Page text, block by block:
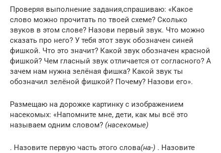
Проверяя выполнение задания,спрашиваю: «Какое
слово можно прочитать по твоей схеме? Сколько
звуков в этом слове? Назови первый звук. Что можно
сказать про него? У тебя этот звук обозначен синей
фишкой. Что это значит? Какой звук обозначен красной
фишкой? Чем гласный звук отличается от согласного? А
зачем нам нужна зелёная фишка? Какой звук ты
обозначил зелёной фишкой? Почему? Назови его».
Размещаю на дорожке картинку с изображением
насекомых: «Напомните мне, дети, как мы всё это
называем одним словом? (насекомые)
. Назовите первую часть этого слова(на-) . Назовите